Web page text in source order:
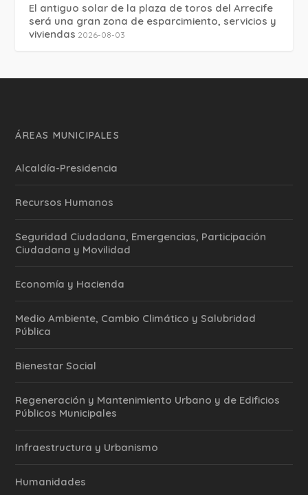
El antiguo solar de la plaza de toros del Arrecife
será una gran zona de esparcimiento, servicios y
viviendas 2026-08-03
ÁREAS MUNICIPALES
Alcaldía-Presidencia
Recursos Humanos
Seguridad Ciudadana, Emergencias, Participación
Ciudadana y Movilidad
Economía y Hacienda
Medio Ambiente, Cambio Climático y Salubridad
Pública
Bienestar Social
Regeneración y Mantenimiento Urbano y de Edificios
Públicos Municipales
Infraestructura y Urbanismo
Humanidades